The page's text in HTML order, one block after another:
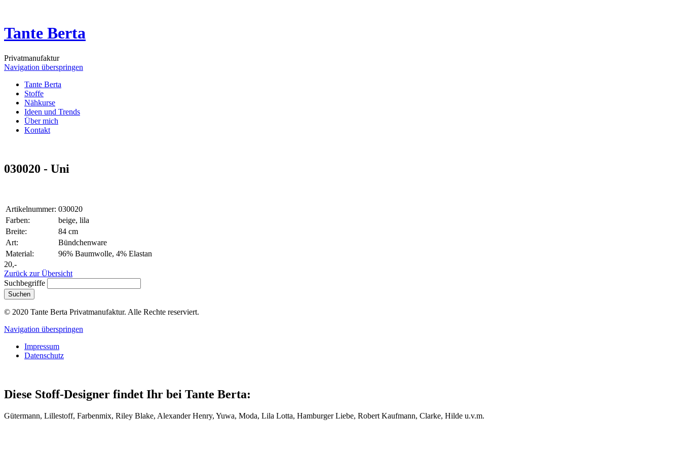
Tante Berta
Privatmanufaktur
Navigation überspringen
Tante Berta
Stoffe
Nähkurse
Ideen und Trends
Über mich
Kontakt
030020 - Uni
Artikelnummer: 030020
Farben:
beige, lila
Breite:
84 cm
Art:
Bündchenware
Material:
96% Baumwolle, 4% Elastan
20,-
Zurück zur Übersicht
Suchbegriffe
Suchen
© 2020 Tante Berta Privatmanufaktur. Alle Rechte reserviert.
Navigation überspringen
Impressum
Datenschutz
Diese Stoff-Designer findet Ihr bei Tante Berta:
Gütermann, Lillestoff, Farbenmix, Riley Blake, Alexander Henry, Yuwa, Moda, Lila Lotta, Hamburger Liebe, Robert Kaufmann, Clarke, Hilde u.v.m.